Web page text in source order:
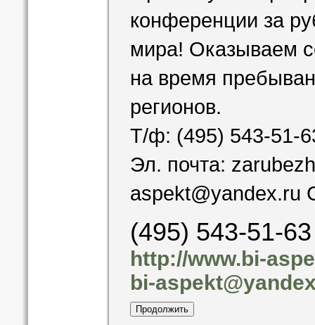
конференции за
мира! Оказываем
на время
регионов.
Т/ф: (495) 543-51-
Эл. почта:
aspekt@yandex.ru
(495) 543-51-63
http://www.bi-
bi-